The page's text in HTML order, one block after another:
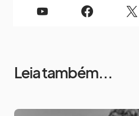
Leia também...